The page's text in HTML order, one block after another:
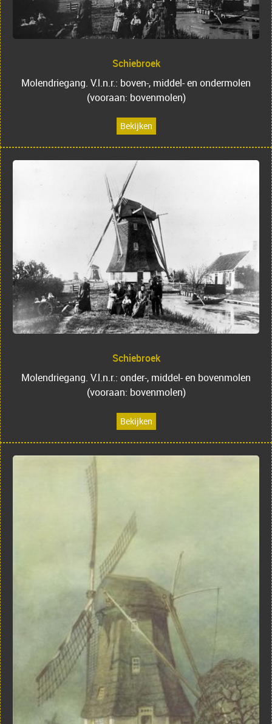
Schiebroek
Molendriegang. V.l.n.r.: boven-, middel- en ondermolen
(vooraan: bovenmolen)
Bekijken
Schiebroek
Molendriegang. V.l.n.r.: onder-, middel- en bovenmolen
(vooraan: bovenmolen)
Bekijken